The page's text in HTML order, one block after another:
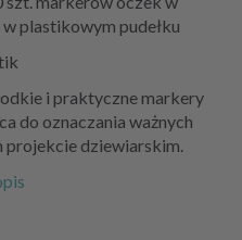
w plastikowym pudełku
i praktyczne markery
do oznaczania ważnych
projekcie dziewiarskim.